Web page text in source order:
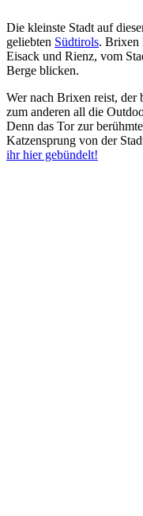
Die kleinste Stadt auf
geliebten Südtirols. Brixen
Eisack und Rienz, vom
Berge blicken.
Wer nach Brixen reist, der
zum anderen all die
Denn das Tor zur
Katzensprung von der
ihr hier gebündelt!